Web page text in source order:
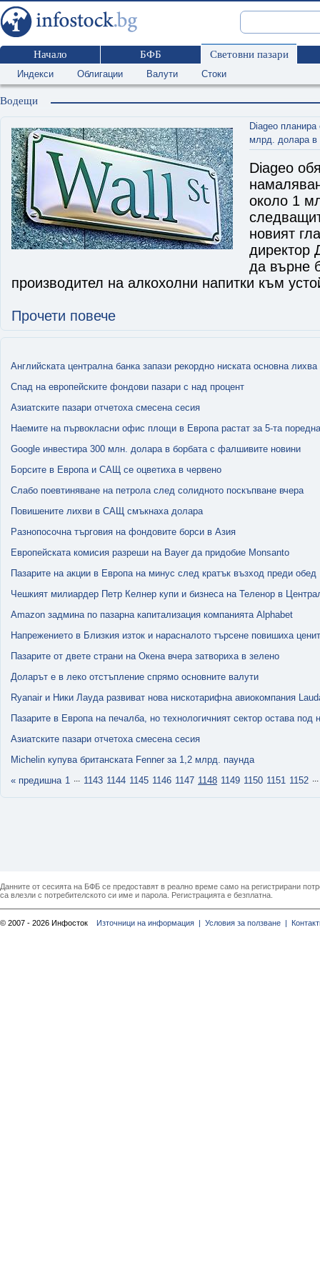
Начало БФБ Световни пазари
Индекси Облигации Валути Стоки
Водещи
Diageo
млрд. долара в
Diageo
около 1
новият
директор
да върне
производител на алкохолни напитки към
Прочети повече
Английската централна банка запази рекордно ниската основна
Спад на европейските фондови пазари с над процент
Азиатските пазари отчетоха смесена сесия
Наемите на първокласни офис площи в Европа растат за 5-та
Google инвестира 300 млн. долара в борбата с фалшивите новини
Борсите в Европа и САЩ се оцветиха в червено
Слабо поевтиняване на петрола след солидното поскъпване вчера
Повишените лихви в САЩ смъкнаха долара
Разнопосочна търговия на фондовите борси в Азия
Европейската комисия разреши на Bayer да придобие Monsanto
Пазарите на акции в Европа на минус след кратък възход преди обед
Чешкият милиардер Петр Келнер купи и бизнеса на Теленор в
Amazon задмина по пазарна капитализация компанията Alphabet
Напрежението в Близкия изток и нарасналото търсене повишиха
Пазарите от двете страни на Окена вчера затвориха в зелено
Доларът е в леко отстъпление спрямо основните валути
Ryanair и Ники Лауда развиват нова нискотарифна авиокомпания
Пазарите в Европа на печалба, но технологичният сектор остава под
Азиатските пазари отчетоха смесена сесия
Michelin купува британската Fenner за 1,2 млрд. паунда
« предишна 1 ... 1143 1144 1145 1146 1147 1148 1149 1150 1151 1152 ...
Данните от сесията на БФБ се предоставят в реално време само на регистрирани
са влезли с потребителското си име и парола. Регистрацията е безплатна.
© 2007 - 2026 Инфосток Източници на информация | Условия за ползване |